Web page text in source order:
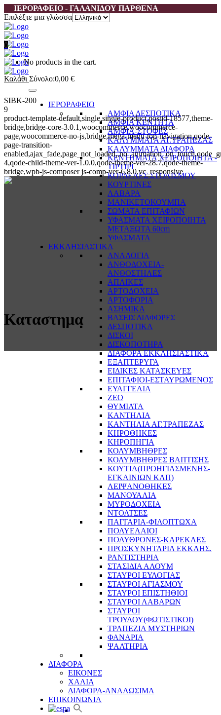
ΙΕΡΟΡΑΦΕΙΟ - ΓΑΛΑΝΙΔΟΥ ΠΑΡΘΕΝΑ
Επιλέξτε μια γλώσσα
0
No products in the cart.
Καλάθι Σύνολο:0,00 €
ΙΕΡΟΡΑΦΕΙΟ
ΑΜΦΙΑ ΔΕΣΠΟΤΙΚΑ
ΑΜΦΙΑ ΚΕΝΤΗΤΑ
ΑΜΦΙΑ-ΣΤΟΦΕΣ
ΚΑΛΥΜΜΑΤΑ ΑΓ.ΤΡΑΠΕΖΑΣ
ΚΑΛΥΜΜΑΤΑ ΔΙΑΦΟΡΑ
ΚΕΝΤΗΜΑΤΑ ΧΕΙΡΟΠΟΙΗΤΑ -
ΤΙΡΤΙΡΙ
ΚΟΡΔΕΛΕΣ ΣΤΟΛΙΣΜΟΥ
ΚΟΥΡΤΙΝΕΣ
ΛΑΒΑΡΑ
ΜΑΝΙΚΕΤΟΚΟΥΜΠΑ
ΣΩΜΑΤΑ ΕΠΙΤΑΦΙΩΝ
ΥΦΑΣΜΑΤΑ ΧΕΙΡΟΠΟΙΗΤΑ
ΜΕΤΑΞΩΤΑ 60cm
ΥΦΑΣΜΑΤΑ
ΕΚΚΛΗΣΙΑΣΤΙΚΑ
ΑΝΑΛΟΓΙΑ
ΑΝΘΟΔΟΧΕΙΑ-
ΑΝΘΟΣΤΗΛΕΣ
ΑΠΛΙΚΕΣ
ΑΡΤΟΔΟΧΕΙΑ
ΑΡΤΟΦΟΡΙΑ
ΑΣΗΜΙΚΑ
ΒΑΣΕΙΣ ΔΙΑΦΟΡΕΣ
ΔΕΣΠΟΤΙΚΑ
ΔΙΣΚΟΙ
ΔΙΣΚΟΠΟΤΗΡΑ
ΔΙΑΦΟΡΑ ΕΚΚΛΗΣΙΑΣΤΙΚΑ
ΕΞΑΠΤΕΡΥΓΑ
ΕΙΔΙΚΕΣ ΚΑΤΑΣΚΕΥΕΣ
ΕΠΙΤΑΦΙΟΙ-ΕΣΤΑΥΡΩΜΕΝΟΣ
ΕΥΑΓΓΕΛΙΑ
ΖΕΟ
ΘΥΜΙΑΤΑ
ΚΑΝΤΗΛΙΑ
ΚΑΝΤΗΛΙΑ ΑΓ.ΤΡΑΠΕΖΑΣ
ΚΗΡΟΘΗΚΕΣ
ΚΗΡΟΠΗΓΙΑ
ΚΟΛΥΜΒΗΘΡΕΣ
ΚΟΛΥΜΒΗΘΡΕΣ ΒΑΠΤΙΣΗΣ
ΚΟΥΤΙΑ(ΠΡΟΗΓΙΑΣΜΕΝΗΣ-
ΕΓΚΑΙΝΙΩΝ ΚΛΠ)
ΛΕΙΨΑΝΟΘΗΚΕΣ
ΜΑΝΟΥΑΛΙΑ
ΜΥΡΟΔΟΧΕΙΑ
ΝΤΟΛΤΣΕΣ
ΠΑΓΓΑΡΙΑ-ΦΙΛΟΠΤΩΧΑ
ΠΟΛΥΕΛΑΙΟΙ
ΠΟΛΥΘΡΟΝΕΣ-ΚΑΡΕΚΛΕΣ
ΠΡΟΣΚΥΝΗΤΑΡΙΑ ΕΚΚΛΗΣ.
ΡΑΝΤΙΣΤΗΡΙΑ
ΣΤΑΣΙΔΙΑ ΑΛΟΥΜ
ΣΤΑΥΡΟΙ ΕΥΛΟΓΙΑΣ
ΣΤΑΥΡΟΙ ΑΓΙΑΣΜΟΥ
ΣΤΑΥΡΟΙ ΕΠΙΣΤΗΘΙΟΙ
ΣΤΑΥΡΟΙ ΛΑΒΑΡΩΝ
ΣΤΑΥΡΟΙ
ΤΡΟΥΛΟΥ(ΦΩΤΙΣΤΙΚΟΙ)
ΤΡΑΠΕΖΙΑ ΜΥΣΤΗΡΙΩΝ
ΦΑΝΑΡΙΑ
ΨΑΛΤΗΡΙΑ
ΔΙΑΦΟΡΑ
ΕΙΚΟΝΕΣ
ΧΑΛΙΑ
ΔΙΑΦΟΡΑ-ΑΝΑΛΩΣΙΜΑ
ΕΠΙΚΟΙΝΩΝΙΑ
SIBK-200
9
product-template-default,single,single-product,postid-18577,theme-
bridge,bridge-core-3.0.1,woocommerce,woocommerce-
page,woocommerce-no-js,bridge,mega-menu-top-navigation,qode-
page-transition-
4,qode-child-theme-ver-1.0.0,qode-theme-ver-28.7,qode-theme-
bridge,wpb-js-composer js-comp-ver-6.8.0,vc_responsive
Καταστημα